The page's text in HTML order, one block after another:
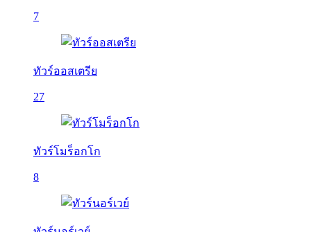
7
ทัวร์ออสเตรีย
27
ทัวร์โมร็อกโก
8